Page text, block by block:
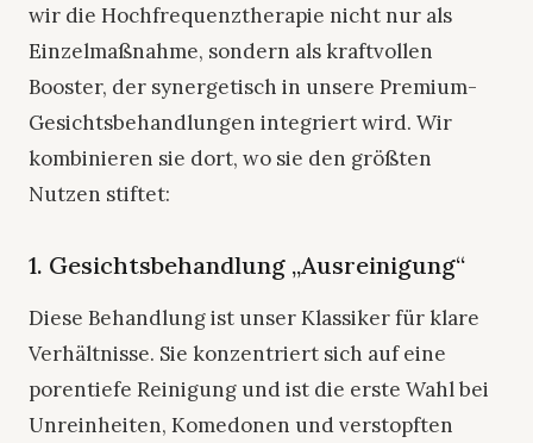
wir die Hochfrequenztherapie nicht nur als
Einzelmaßnahme, sondern als kraftvollen
Booster, der synergetisch in unsere Premium-
Gesichtsbehandlungen integriert wird. Wir
kombinieren sie dort, wo sie den größten
Nutzen stiftet:
1. Gesichtsbehandlung „Ausreinigung“
Diese Behandlung ist unser Klassiker für klare
Verhältnisse. Sie konzentriert sich auf eine
porentiefe Reinigung und ist die erste Wahl bei
Unreinheiten, Komedonen und verstopften